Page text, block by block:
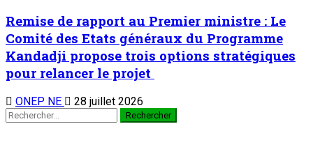
Remise de rapport au Premier ministre : Le
Comité des Etats généraux du Programme
Kandadji propose trois options stratégiques
pour relancer le projet
ONEP NE 28 juillet 2026